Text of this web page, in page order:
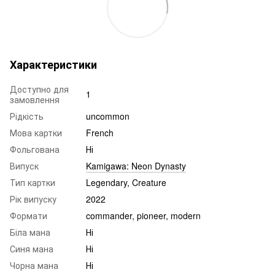
Характеристики
Доступно для
замовлення
1
Рідкість
uncommon
Мова картки
French
Фольгована
Ні
Випуск
Kamigawa: Neon Dynasty
Тип картки
Legendary, Creature
Рік випуску
2022
Формати
commander, pioneer, modern
Біла мана
Ні
Синя мана
Ні
Чорна мана
Ні